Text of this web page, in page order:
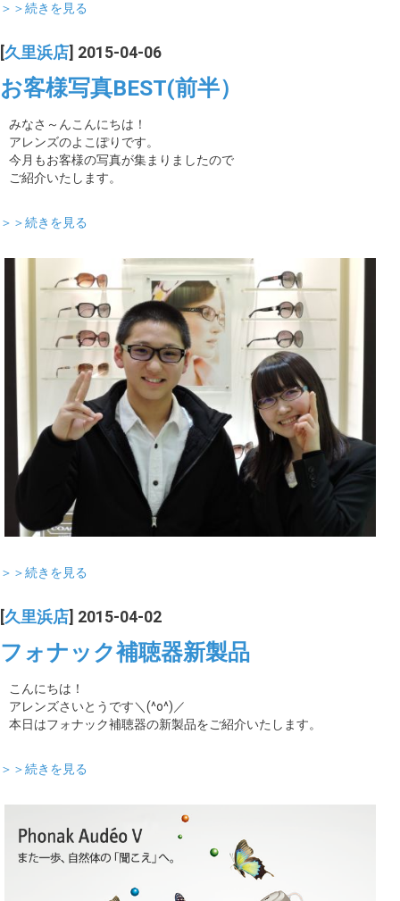
＞＞続きを見る
久里浜店 ] 2015-04-06
お客様写真BEST(前半）
みなさ～んこんにちは！
アレンズのよこぽりです。
今月もお客様の写真が集まりましたので
ご紹介いたします。
＞＞続きを見る
＞＞続きを見る
久里浜店 ] 2015-04-02
フォナック補聴器新製品
こんにちは！
アレンズさいとうです＼(^o^)／
本日はフォナック補聴器の新製品をご紹介いたします。
＞＞続きを見る